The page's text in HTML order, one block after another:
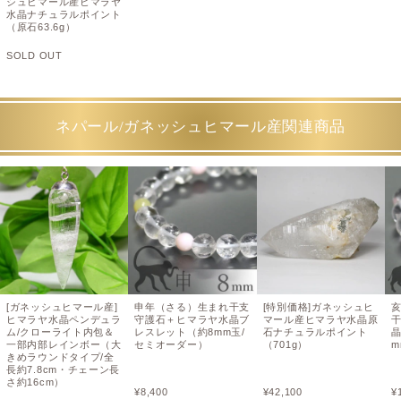
シュヒマール産ヒマラヤ
水晶ナチュラルポイント
（原石63.6g）
SOLD OUT
ネパール/ガネッシュヒマール産関連商品
[ガネッシュヒマール産]
ヒマラヤ水晶ペンデュラ
ム/クローライト内包＆
一部内部レインボー（大
きめラウンドタイプ/全
長約7.8cm・チェーン長
さ約16cm）
申年（さる）生まれ干支
守護石＋ヒマラヤ水晶ブ
レスレット（約8mm玉/
セミオーダー）
¥8,400
[特別価格]ガネッシュヒ
マール産ヒマラヤ水晶原
石ナチュラルポイント
（701g）
¥42,100 ¥